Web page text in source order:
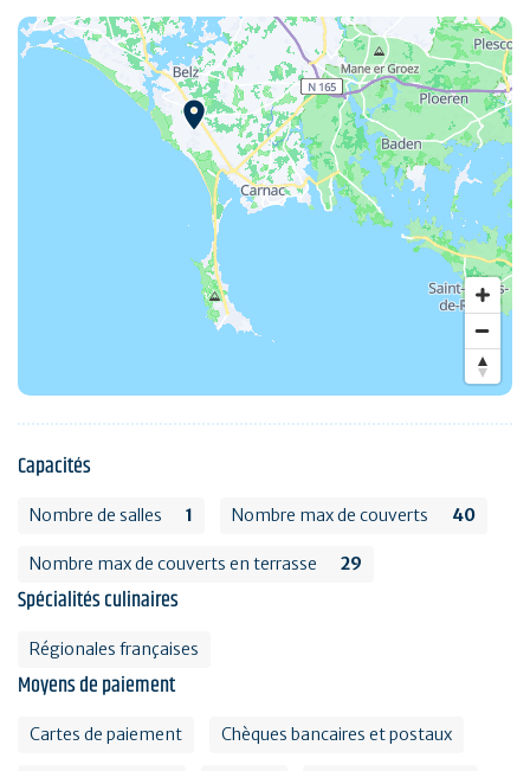
Capacités
Nombre de salles 1 Nombre max de couverts 40
Nombre max de couverts en terrasse 29
Spécialités culinaires
Régionales françaises
Moyens de paiement
Cartes de paiement Chèques bancaires et postaux